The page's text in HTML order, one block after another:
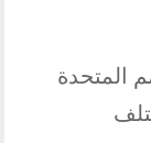
المتحدة